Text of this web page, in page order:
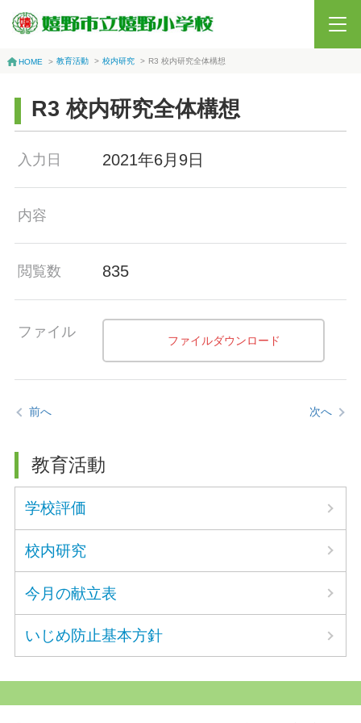
HOME > 教育活動 > 校内研究 > R3 校内研究全体構想
R3 校内研究全体構想
入力日 2021年6月9日
内容
閲覧数 835
ファイル
ファイルダウンロード
前へ 次へ
教育活動
学校評価
校内研究
今月の献立表
いじめ防止基本方針